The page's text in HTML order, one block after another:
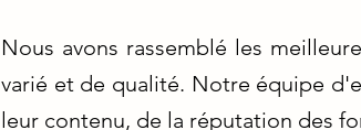
Nous avons rassemblé les
varié et de qualité. Notre équipe
leur contenu, de la réputation des